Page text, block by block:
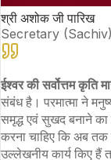
श्री अशोक जी पारिख
Secretary (Sachiv)
ईश्वर की सर्वोत्तम कृति
संबंध है। परमात्मा ने
समृद्ध एवं सुखद बनाने
करना चाहिए कि अब
उल्लेखनीय कार्य किए हैं